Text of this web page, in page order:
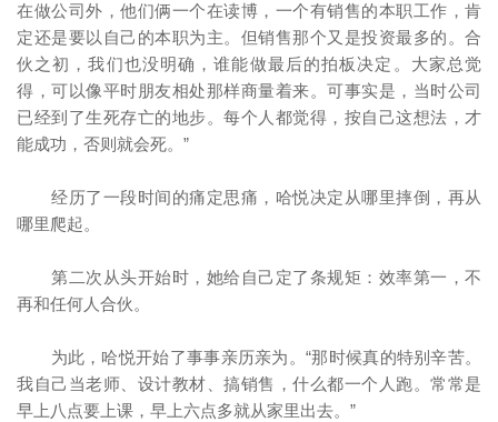
在做公司外，他们俩一个在读博，一个有销售的本职工作，肯
定还是要以自己的本职为主。但销售那个又是投资最多的。合
伙之初，我们也没明确，谁能做最后的拍板决定。大家总觉
得，可以像平时朋友相处那样商量着来。可事实是，当时公司
已经到了生死存亡的地步。每个人都觉得，按自己这想法，才
能成功，否则就会死。”
经历了一段时间的痛定思痛，哈悦决定从哪里摔倒，再从
哪里爬起。
第二次从头开始时，她给自己定了条规矩：效率第一，不
再和任何人合伙。
为此，哈悦开始了事事亲历亲为。“那时候真的特别辛苦。
我自己当老师、设计教材、搞销售，什么都一个人跑。常常是
早上八点要上课，早上六点多就从家里出去。”